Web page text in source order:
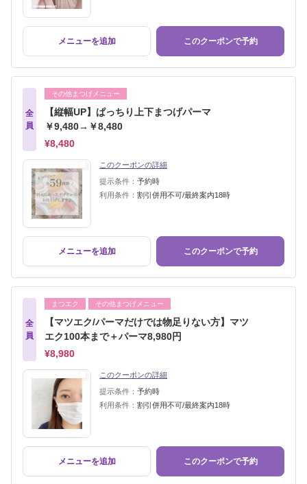
メニューを追加 このクーポンで予約
全
員
その他まつげメニュー
【縦幅UP】ぱっちり上下まつげパーマ
￥9,480→￥8,480
¥8,480
このクーポンの詳細
提示条件： 予約時
利用条件： 割引併用不可/最終案内18時
メニューを追加 このクーポンで予約
全
員
まつエク その他まつげメニュー
【マツエク/パーマだけでは物足りない方】マツ
エク100本まで＋パーマ8,980円
¥8,980
このクーポンの詳細
提示条件： 予約時
利用条件： 割引併用不可/最終案内18時
メニューを追加 このクーポンで予約